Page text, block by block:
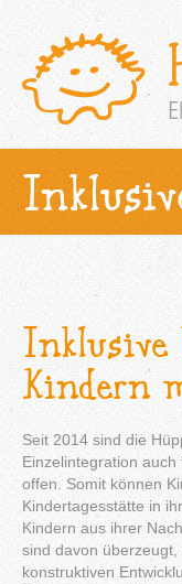
Inklusive
Kindern
Seit 2014 sind die
Einzelintegration
offen. Somit können
Kindertagesstätte in
Kindern aus ihrer
sind davon
konstruktiven